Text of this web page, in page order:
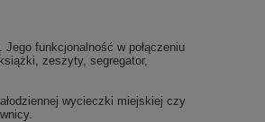
funkcjonalność w połączeniu
zeszyty, segregator,
wycieczki miejskiej czy